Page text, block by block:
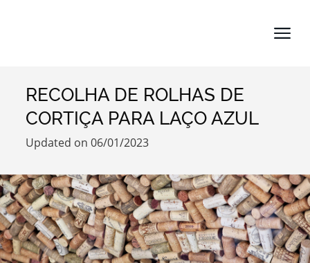
Search term
Categories
RECOLHA DE ROLHAS DE
CORTIÇA PARA LAÇO AZUL
Updated on 06/01/2023